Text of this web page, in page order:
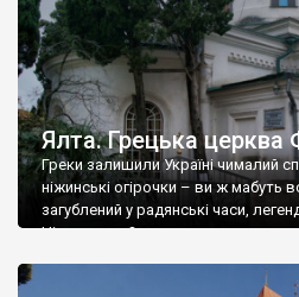
Ялта. Грецька церква
Греки залишили Україні чималий
ніжинські огірочки – ви ж мабуть
загублений у радянські часи,
Ніжин греки?